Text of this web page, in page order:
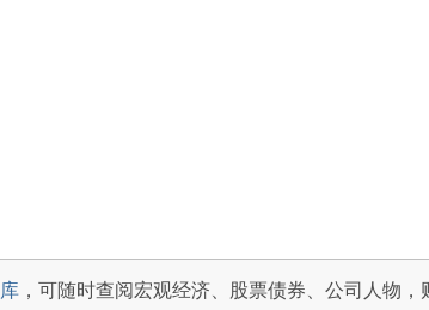
，可随时查阅宏观经济、股票债券、公司人物，